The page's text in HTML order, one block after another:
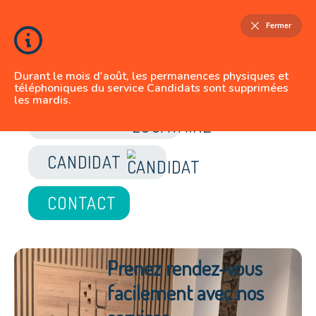
Durant le mois d'août, les permanences physiques et
téléphoniques du service Candidats sont supprimées
les mardis.
Fermer
JE SUIS
LOCATAIRE
CANDIDAT
CONTACT
Prenez rendez-vous
facilement avec nos